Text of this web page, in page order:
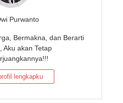
Purwanto
Bermakna, dan Berarti
Aku akan Tetap
lengkapku